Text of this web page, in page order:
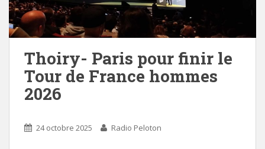
Thoiry- Paris pour finir le
Tour de France hommes
2026
24 octobre 2025 Radio Peloton